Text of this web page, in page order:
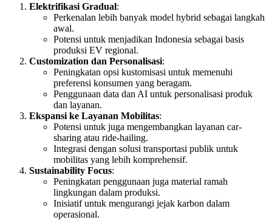
Elektrifikasi Gradual:
Perkenalan lebih banyak model hybrid sebagai langkah
awal.
Potensi untuk menjadikan Indonesia sebagai basis
produksi EV regional.
Customization dan Personalisasi:
Peningkatan opsi kustomisasi untuk memenuhi
preferensi konsumen yang beragam.
Penggunaan data dan AI untuk personalisasi produk
dan layanan.
Ekspansi ke Layanan Mobilitas:
Potensi untuk juga mengembangkan layanan car-
sharing atau ride-hailing.
Integrasi dengan solusi transportasi publik untuk
mobilitas yang lebih komprehensif.
Sustainability Focus:
Peningkatan penggunaan juga material ramah
lingkungan dalam produksi.
Inisiatif untuk mengurangi jejak karbon dalam
operasional.